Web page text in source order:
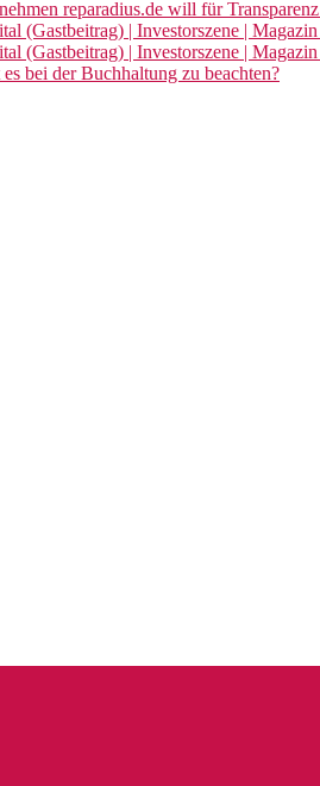
reparadius.de will für
(Gastbeitrag) | Investorszene |
(Gastbeitrag) | Investorszene |
bei der Buchhaltung zu beachten?